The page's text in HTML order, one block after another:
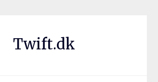
Twift.dk